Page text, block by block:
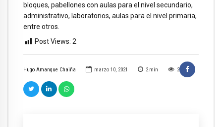
Hugo Amanque Chaiña marzo 10, 2021 2 min 2
bloques, pabellones con aulas para el nivel secundario,
administrativo, laboratorios, aulas para el nivel primaria,
entre otros.
Post Views: 2